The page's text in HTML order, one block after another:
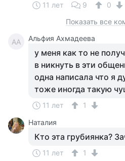
11 лет 9
0
Показать все
АА Альфия Ахмадеева
у меня как то не
в никнуть в эти
одна написала что я
тоже иногда такую
11 лет
1
Наталия
Кто эта грубиянка?
11 лет 1